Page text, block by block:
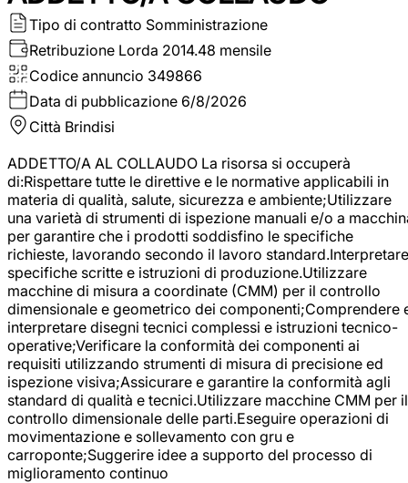
Tipo di contratto Somministrazione
Retribuzione Lorda 2014.48 mensile
Codice annuncio 349866
Data di pubblicazione 6/8/2026
Città Brindisi
ADDETTO/A AL COLLAUDO La risorsa si occuperà
di:Rispettare tutte le direttive e le normative applicabili in
materia di qualità, salute, sicurezza e ambiente;Utilizzare
una varietà di strumenti di ispezione manuali e/o a
per garantire che i prodotti soddisfino le specifiche
richieste, lavorando secondo il lavoro standard.Interpretare
specifiche scritte e istruzioni di produzione.Utilizzare
macchine di misura a coordinate (CMM) per il controllo
dimensionale e geometrico dei componenti;Comprendere
interpretare disegni tecnici complessi e istruzioni tecnico-
operative;Verificare la conformità dei componenti ai
requisiti utilizzando strumenti di misura di precisione ed
ispezione visiva;Assicurare e garantire la conformità agli
standard di qualità e tecnici.Utilizzare macchine CMM per il
controllo dimensionale delle parti.Eseguire operazioni di
movimentazione e sollevamento con gru e
carroponte;Suggerire idee a supporto del processo di
miglioramento continuo